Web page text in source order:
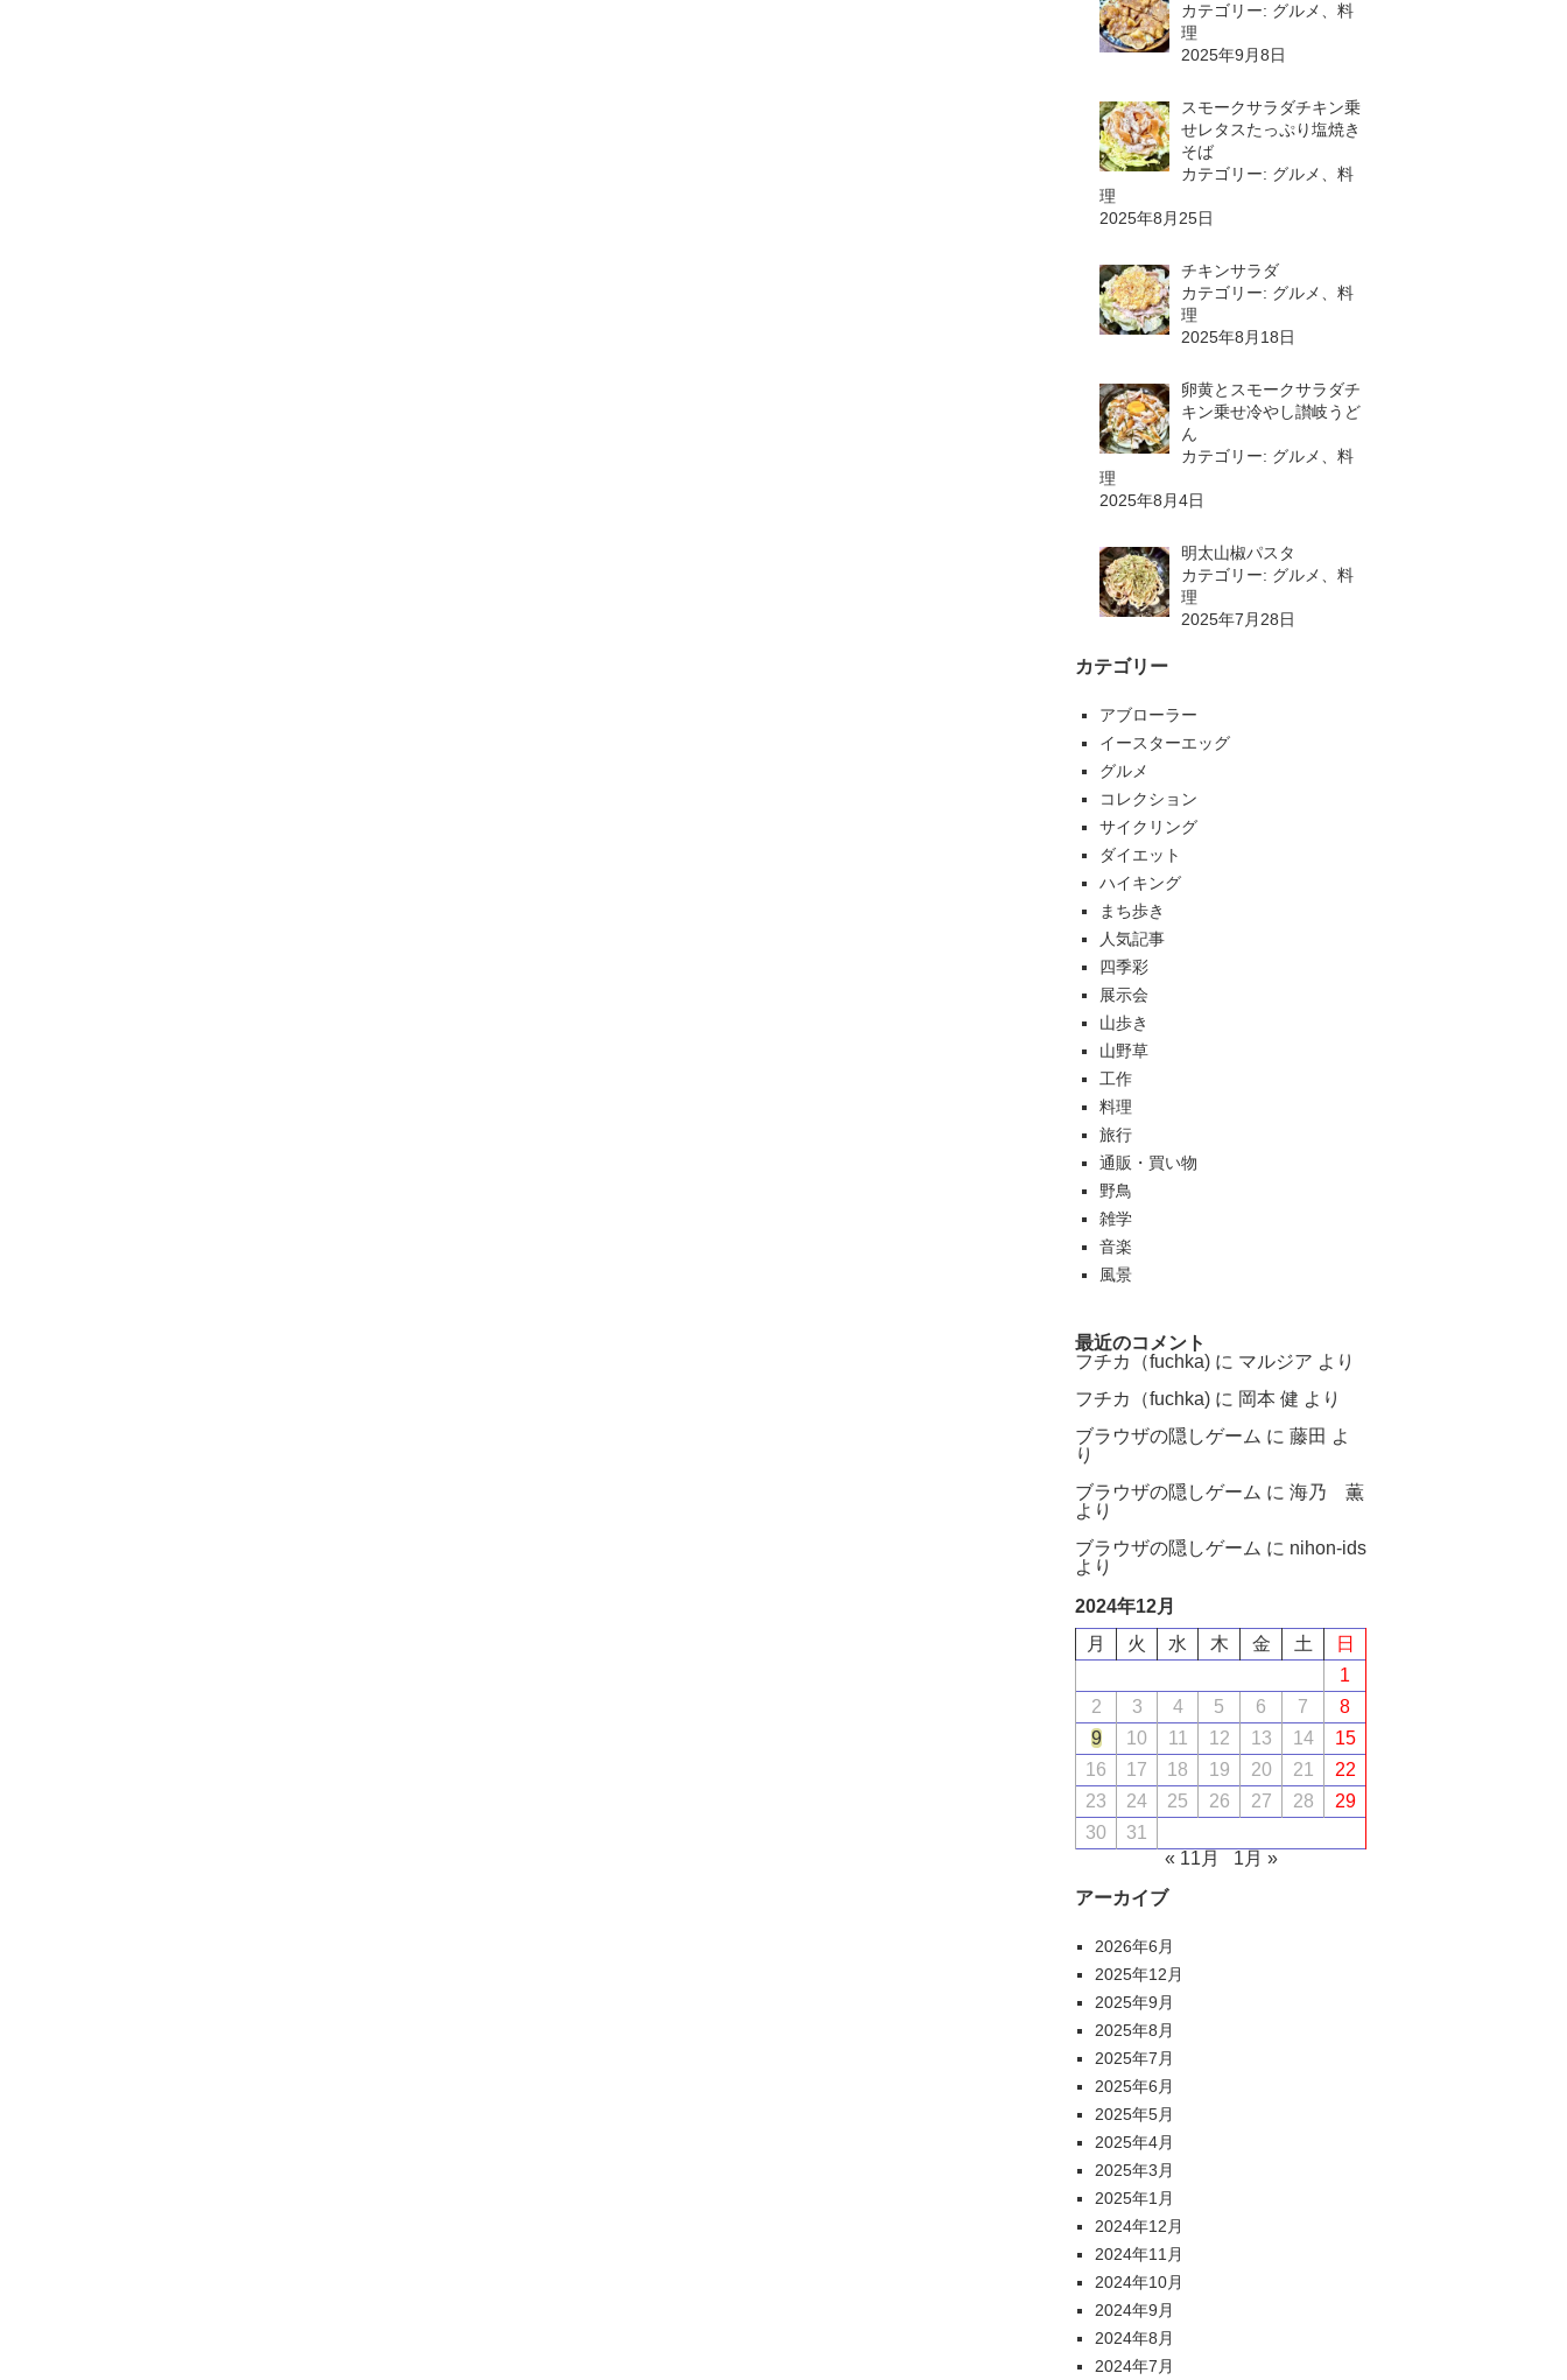
カテゴリー: グルメ、料
理
2025年9月8日
スモークサラダチキン乗
せレタスたっぷり塩焼き
そば
カテゴリー: グルメ、料
理
2025年8月25日
チキンサラダ
カテゴリー: グルメ、料
理
2025年8月18日
卵黄とスモークサラダチ
キン乗せ冷やし讃岐うど
ん
カテゴリー: グルメ、料
理
2025年8月4日
明太山椒パスタ
カテゴリー: グルメ、料
理
2025年7月28日
カテゴリー
アブローラー
イースターエッグ
グルメ
コレクション
サイクリング
ダイエット
ハイキング
まち歩き
人気記事
四季彩
展示会
山歩き
山野草
工作
料理
旅行
通販・買い物
野鳥
雑学
音楽
風景
最近のコメント
フチカ（fuchka) に マルジア より
フチカ（fuchka) に 岡本 健 より
ブラウザの隠しゲーム に 藤田 よ
り
ブラウザの隠しゲーム に 海乃 薫
より
ブラウザの隠しゲーム に nihon-ids
より
2024年12月
月
火 水 木 金 土
日
1
2
3 4 5 6 7
8
9
10 11 12 13 14
15
16
17 18 19 20 21
22
23
24 25 26 27 28
29
30
31
« 11月
1月 »
アーカイブ
2026年6月
2025年12月
2025年9月
2025年8月
2025年7月
2025年6月
2025年5月
2025年4月
2025年3月
2025年1月
2024年12月
2024年11月
2024年10月
2024年9月
2024年8月
2024年7月